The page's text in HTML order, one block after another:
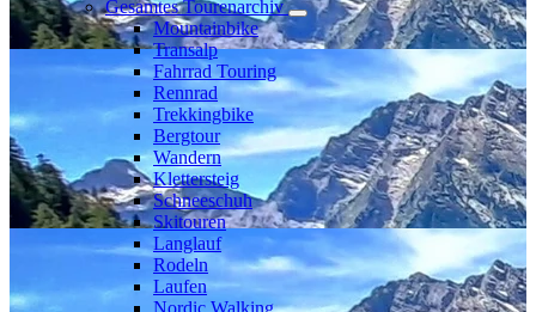
Gesamtes Tourenarchiv
Mountainbike
Transalp
Fahrrad Touring
Rennrad
Trekkingbike
Bergtour
Wandern
Klettersteig
Schneeschuh
Skitouren
Langlauf
Rodeln
Laufen
Nordic Walking